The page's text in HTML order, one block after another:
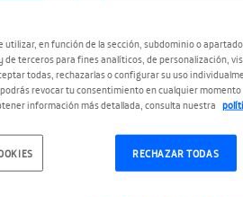
utilizar, en función de la sección, subdominio o
terceros para fines analíticos, de personalización,
todas, rechazarlas o configurar su uso
revocar tu consentimiento en cualquier momento
información más detallada, consulta nuestra
RECHAZAR TODAS